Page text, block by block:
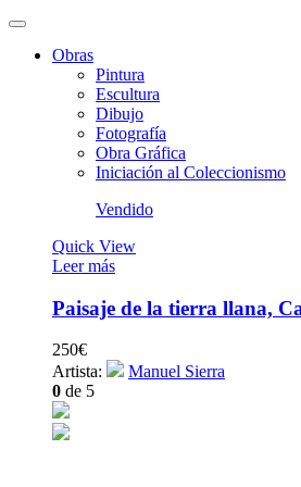
Obras
Pintura
Escultura
Dibujo
Fotografía
Obra Gráfica
Iniciación al Coleccionismo
Vendido
Quick View
Leer más
Paisaje de la tierra llana,
250€
Artista:
Manuel Sierra
0 de 5